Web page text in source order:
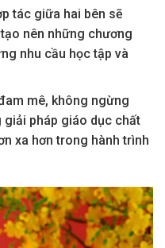
tác giữa hai bên sẽ
nên những chương
nhu cầu học tập và
mê, không ngừng
pháp giáo dục chất
xa hơn trong hành trình